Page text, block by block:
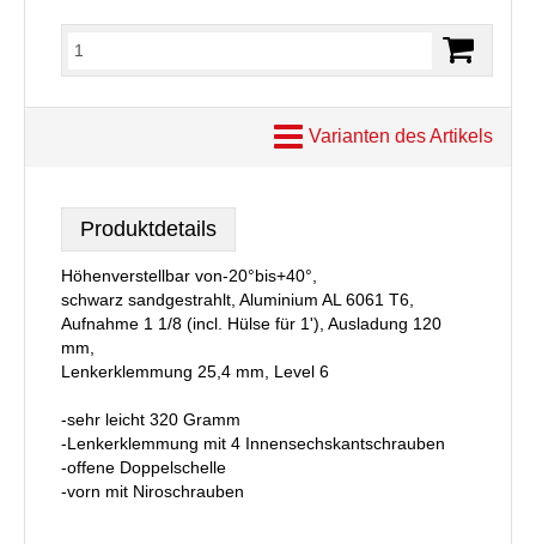
Varianten des Artikels
Produktdetails
Höhenverstellbar von-20°bis+40°,
schwarz sandgestrahlt, Aluminium AL 6061 T6,
Aufnahme 1 1/8 (incl. Hülse für 1'), Ausladung 120
mm,
Lenkerklemmung 25,4 mm, Level 6
-sehr leicht 320 Gramm
-Lenkerklemmung mit 4 Innensechskantschrauben
-offene Doppelschelle
-vorn mit Niroschrauben